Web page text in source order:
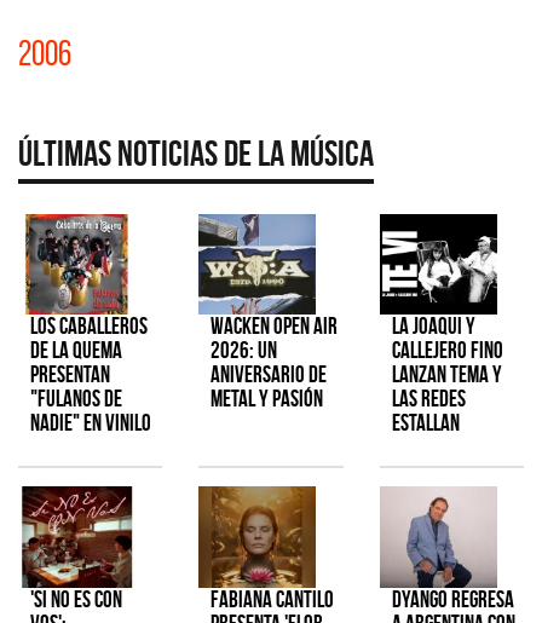
2006
Últimas Noticias de la Música
Los Caballeros
de la Quema
presentan
"Fulanos de
Nadie" en vinilo
Wacken Open Air
2026: Un
aniversario de
metal y pasión
La Joaqui y
Callejero Fino
lanzan tema y
las redes
estallan
'Si No Es Con
Fabiana Cantilo
Dyango regresa